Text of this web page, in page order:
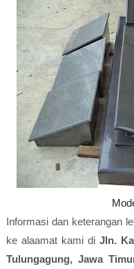
Informasi dan keterangan
ke alaamat kami diJln.
Tulungagung, Jawa